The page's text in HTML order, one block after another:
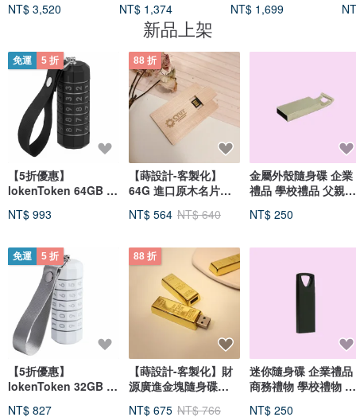
NT$ 3,520 NT$ 1,374
OTG 隨身碟
NT$ 1,699
鎖
新品上架
免運 5 折
【5折優惠】
lokenToken 64GB 密
NT$ 993
免運 5 折
【5折優惠】
lokenToken 32GB 密
NT$ 827
88 折
【蒔設計-客製化】
64G 進口原木名片隨
NT$ 564 NT$ 640
88 折
【蒔設計-客製化】財
源廣進金塊隨身碟
NT$ 675 NT$ 766
金屬外殼隨身碟 企業
禮品 學校禮品 父親節
NT$ 250
迷你隨身碟 企業禮品
商務禮物 學校禮物 黑
NT$ 250